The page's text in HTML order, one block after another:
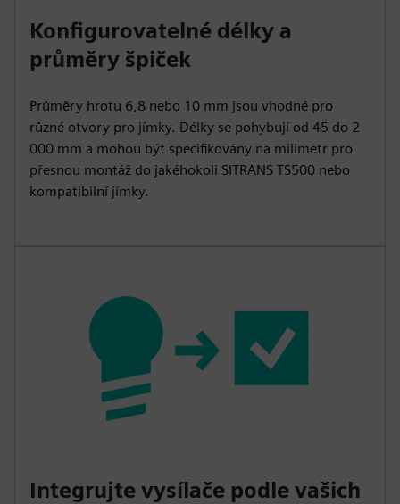
Konfigurovatelné délky a
průměry špiček
Průměry hrotu 6,8 nebo 10 mm jsou vhodné pro
různé otvory pro jímky. Délky se pohybují od 45 do 2
000 mm a mohou být specifikovány na milimetr pro
přesnou montáž do jakéhokoli SITRANS TS500 nebo
kompatibilní jímky.
Integrujte vysílače podle vašich